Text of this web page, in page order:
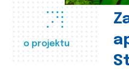
o projektu